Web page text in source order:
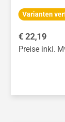
Varianten
Regulärer
€ 22,19
Preise inkl.